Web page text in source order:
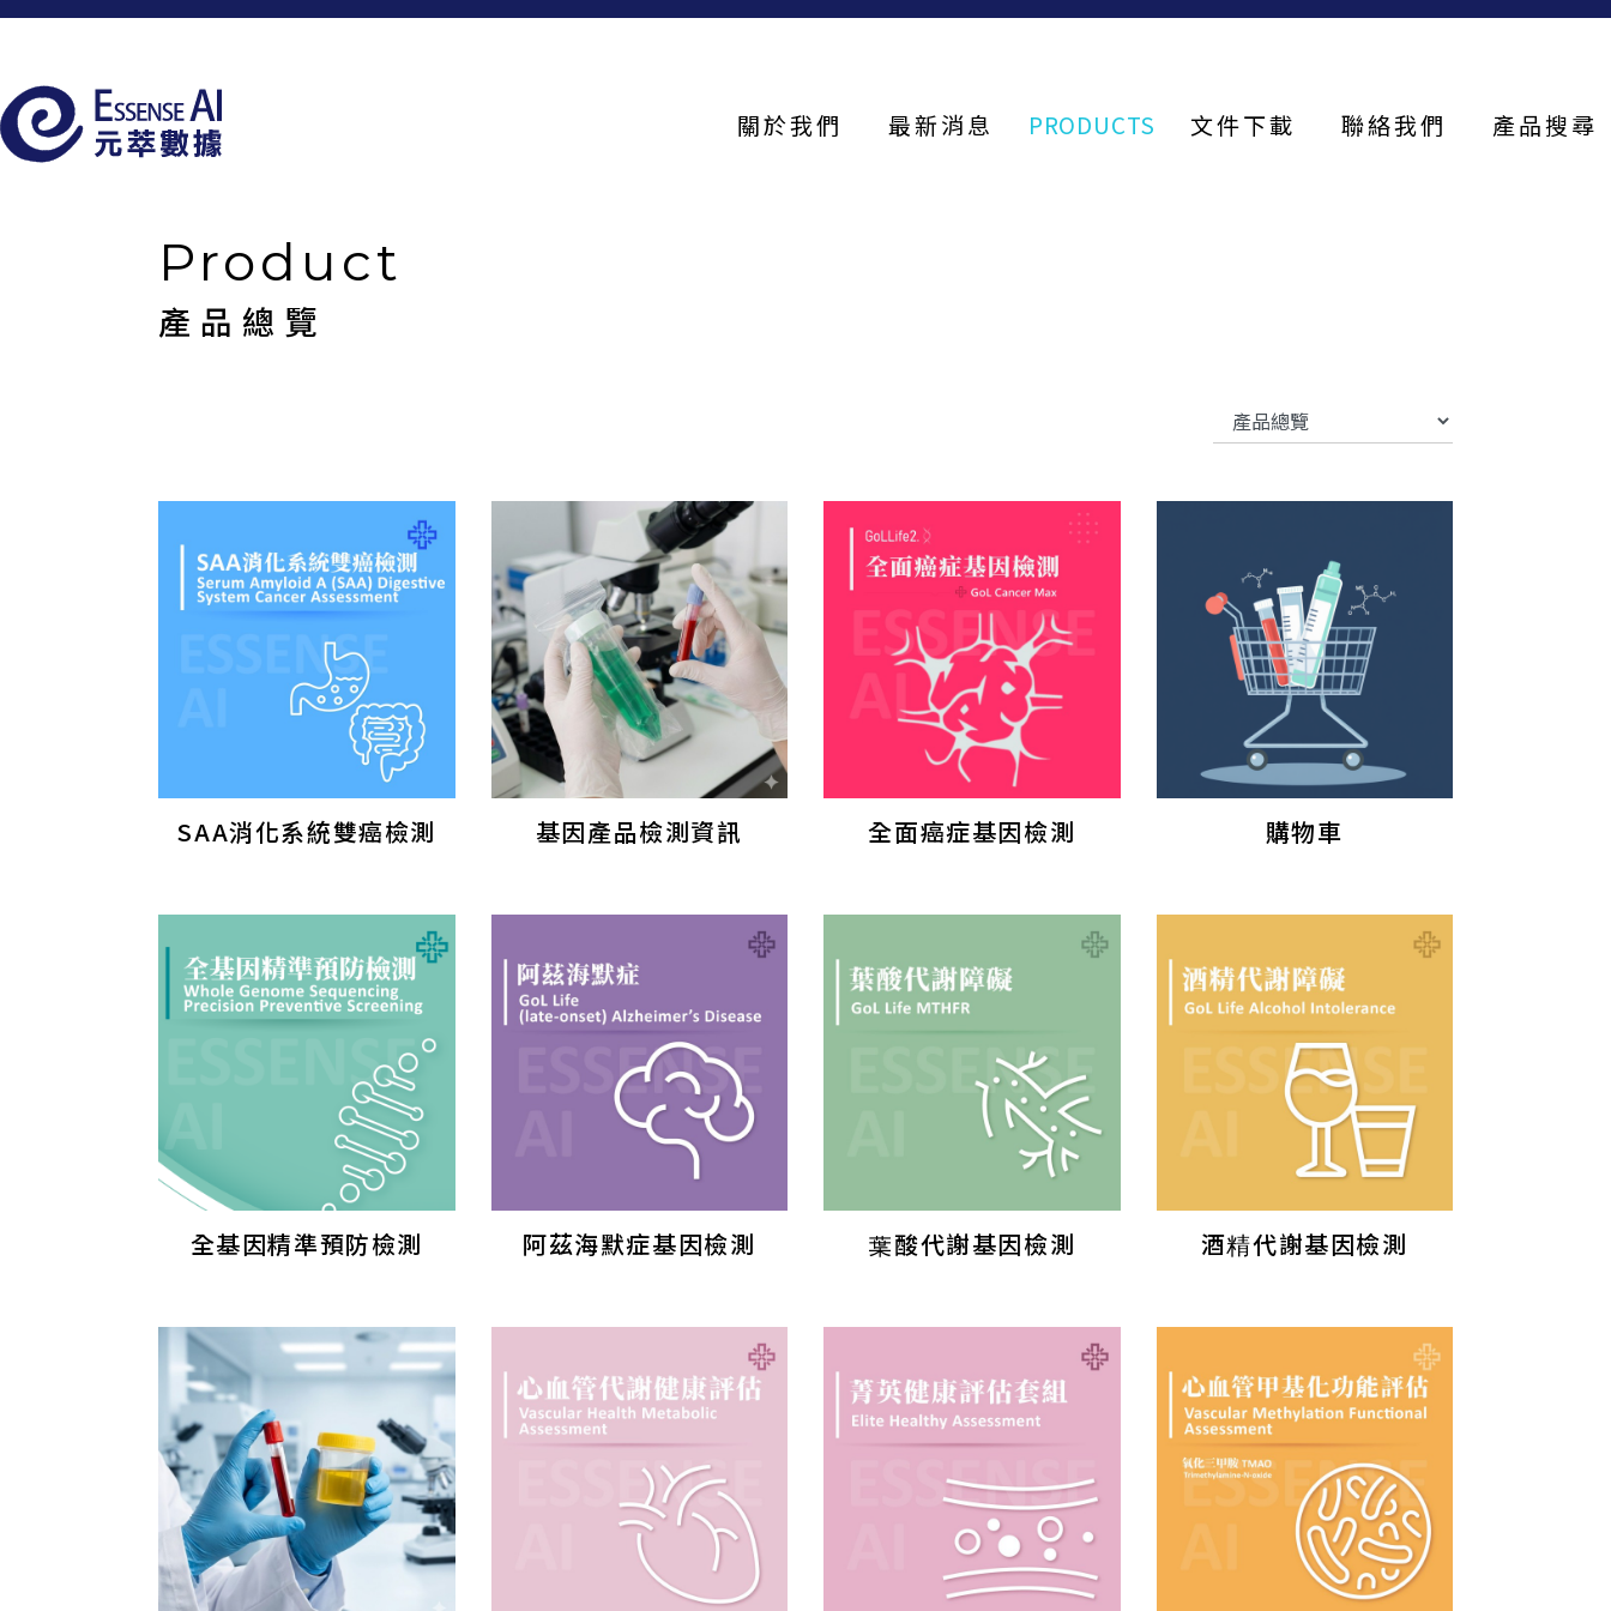
關於我們 最新消息 PRODUCTS 文件下載 聯絡我們 產品搜尋
Product
產品總覽
SAA消化系統雙癌檢測 基因產品檢測資訊 全面癌症基因檢測 購物車
全基因精準預防檢測 阿茲海默症基因檢測 葉酸代謝基因檢測 酒精代謝基因檢測